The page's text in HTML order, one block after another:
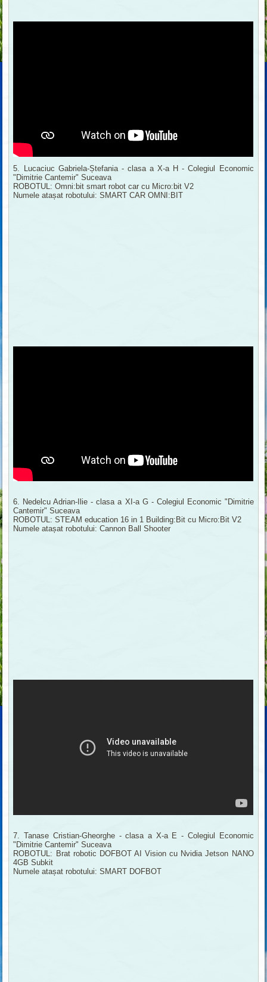
5. Lucaciuc Gabriela-Ștefania - clasa a X-a H - Colegiul Economic
"Dimitrie Cantemir" Suceava
ROBOTUL: Omni:bit smart robot car cu Micro:bit V2
Numele atașat robotului: SMART CAR OMNI:BIT
6. Nedelcu Adrian-Ilie - clasa a XI-a G - Colegiul Economic "Dimitrie
Cantemir" Suceava
ROBOTUL: STEAM education 16 in 1 Building:Bit cu Micro:Bit V2
Numele atașat robotului: Cannon Ball Shooter
7. Tanase Cristian-Gheorghe - clasa a X-a E - Colegiul Economic
"Dimitrie Cantemir" Suceava
ROBOTUL: Brat robotic DOFBOT AI Vision cu Nvidia Jetson NANO
4GB Subkit
Numele atașat robotului: SMART DOFBOT